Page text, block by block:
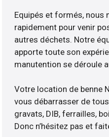
Equipés et formés, nous
rapidement pour venir
autres déchets. Notre
apporte toute son
manutention se déroule
Votre location de benne
vous débarrasser de
gravats, DIB, ferrailles,
Donc n’hésitez pas et